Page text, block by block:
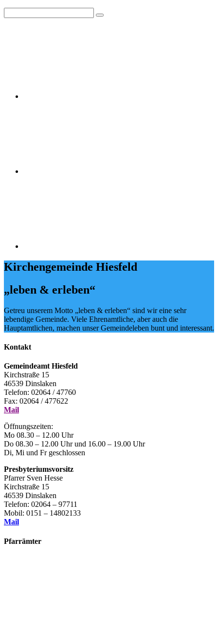
for:
Search
Kirchengemeinde Hiesfeld
„leben & erleben“
Getreu unserem Motto „leben & erleben“ sind wir eine sehr
lebendige Gemeinde. Viele Ehrenamtliche, aber auch die
Hauptamtlichen, machen unser Gemeindeleben bunt und interessant.
Kontakt
Gemeindeamt Hiesfeld
Kirchstraße 15
46539 Dinslaken
Telefon: 02064 / 47760
Fax: 02064 / 477622
Mail
Öffnungszeiten:
Mo 08.30 – 12.00 Uhr
Do 08.30 – 12.00 Uhr und 16.00 – 19.00 Uhr
Di, Mi und Fr geschlossen
Presbyteriumsvorsitz
Pfarrer Sven Hesse
Kirchstraße 15
46539 Dinslaken
Telefon: 02064 – 97711
Mobil: 0151 – 14802133
Mail
Pfarrämter